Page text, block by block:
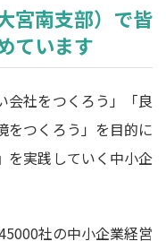
宮南支部）で皆
ています
会社をつくろう」「良
をつくろう」を目的に
を実践していく中小企
社の中小企業経営